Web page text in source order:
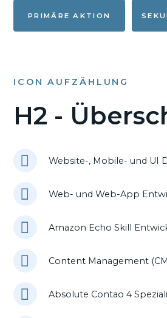
PRIMÄRE AKTION
ICON AUFZÄHLUNG
H2 -
Website-, Mobile- und UI
Web- und Web-App
Amazon Echo Skill
Content Management
Absolute Contao 4